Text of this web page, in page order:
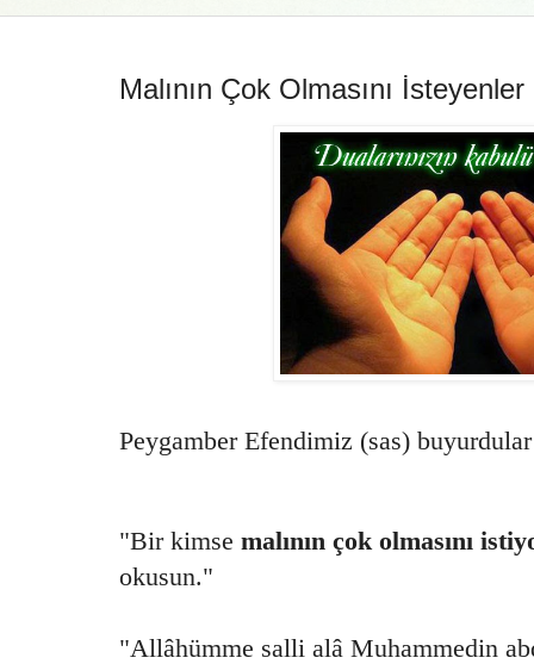
Malının Çok Olmasını
Peygamber Efendimiz (sas)
"Bir kimse malının çok olmasını
okusun."
"Allâhümme salli alâ Muhammedin